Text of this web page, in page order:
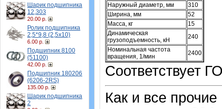
Шарик подшипника
12,303
20.00 р.
Ролик подшипника
2,5*9,8 (2,5х10)
6.00 р.
Подшипник 8100
(51100)
42.00 р.
Подшипник 180206
(6206-2RS)
135.00 р.
Шарик подшипника
2
Наружный диаметр, мм
310
Ширина, мм
52
Масса, кг
15
Динамическая
грузоподъемность, кН
240
Номинальная частота
вращения, 1/мин
2400
Соответствует
Как и все